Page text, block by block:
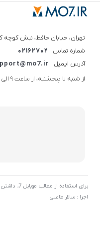
تهران، خیابان حافظ، نبش کوچه
شماره تماس
02162702
آدرس ایمیل
از شنبه تا پنجشنبه، از ساعت 9 الی 17 پاسخگوی شما هستیم.
برای
اجرا : سالار طاعتی